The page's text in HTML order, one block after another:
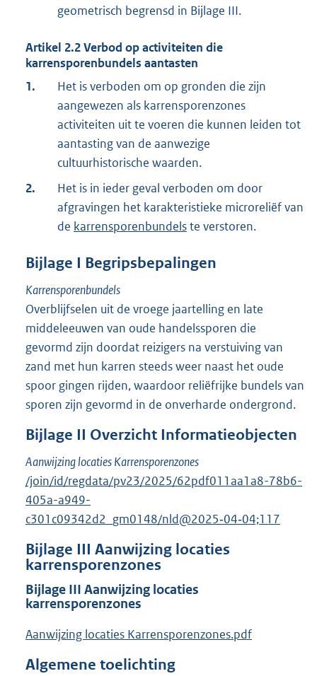
geometrisch begrensd in Bijlage III.
Artikel 2.2Verbod op activiteiten die
karrensporenbundels aantasten
1.
Het is verboden om op gronden die zijn
aangewezen als karrensporenzones
activiteiten uit te voeren die kunnen leiden tot
aantasting van de aanwezige
cultuurhistorische waarden.
2.
Het is in ieder geval verboden om door
afgravingen het karakteristieke microreliëf van
de karrensporenbundelste verstoren.
Bijlage I Begripsbepalingen
Karrensporenbundels
Overblijfselen uit de vroege jaartelling en late
middeleeuwen van oude handelssporen die
gevormd zijn doordat reizigers na verstuiving van
zand met hun karren steeds weer naast het oude
spoor gingen rijden, waardoor reliëfrijke bundels van
sporen zijn gevormd in de onverharde ondergrond.
Bijlage II Overzicht Informatieobjecten
Aanwijzing locaties Karrensporenzones
/join/id/regdata/pv23/2025/62pdf011aa1a8-78b6-
405a-a949-
c301c09342d2_gm0148/nld@2025‑04‑04;117
Bijlage III Aanwijzing locaties
karrensporenzones
Bijlage III Aanwijzing locaties
karrensporenzones
Aanwijzing locaties Karrensporenzones.pdf
Algemene toelichting